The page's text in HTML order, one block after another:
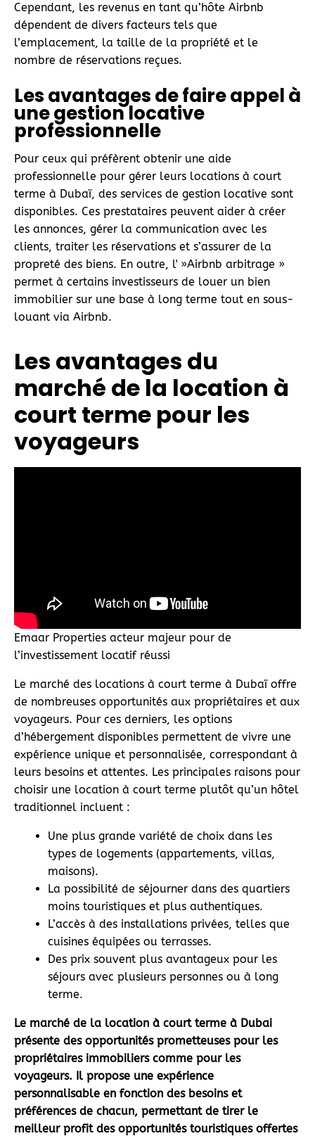
Cependant, les revenus en tant qu’hôte Airbnb
dépendent de divers facteurs tels que
l’emplacement, la taille de la propriété et le
nombre de réservations reçues.
Les avantages de faire appel à
une gestion locative
professionnelle
Pour ceux qui préfèrent obtenir une aide
professionnelle pour gérer leurs locations à court
terme à Dubaï, des services de gestion locative sont
disponibles. Ces prestataires peuvent aider à créer
les annonces, gérer la communication avec les
clients, traiter les réservations et s’assurer de la
propreté des biens. En outre, l' »Airbnb arbitrage »
permet à certains investisseurs de louer un bien
immobilier sur une base à long terme tout en sous-
louant via Airbnb.
Les avantages du
marché de la location à
court terme pour les
voyageurs
Emaar Properties acteur majeur pour de
l’investissement locatif réussi
Le marché des locations à court terme à Dubaï offre
de nombreuses opportunités aux propriétaires et aux
voyageurs. Pour ces derniers, les options
d’hébergement disponibles permettent de vivre une
expérience unique et personnalisée, correspondant à
leurs besoins et attentes. Les principales raisons pour
choisir une location à court terme plutôt qu’un hôtel
traditionnel incluent :
Une plus grande variété de choix dans les
types de logements (appartements, villas,
maisons).
La possibilité de séjourner dans des quartiers
moins touristiques et plus authentiques.
L’accès à des installations privées, telles que
cuisines équipées ou terrasses.
Des prix souvent plus avantageux pour les
séjours avec plusieurs personnes ou à long
terme.
Le marché de la location à court terme à Dubai
présente des opportunités prometteuses pour les
propriétaires immobiliers comme pour les
voyageurs. Il propose une expérience
personnalisable en fonction des besoins et
préférences de chacun, permettant de tirer le
meilleur profit des opportunités touristiques offertes